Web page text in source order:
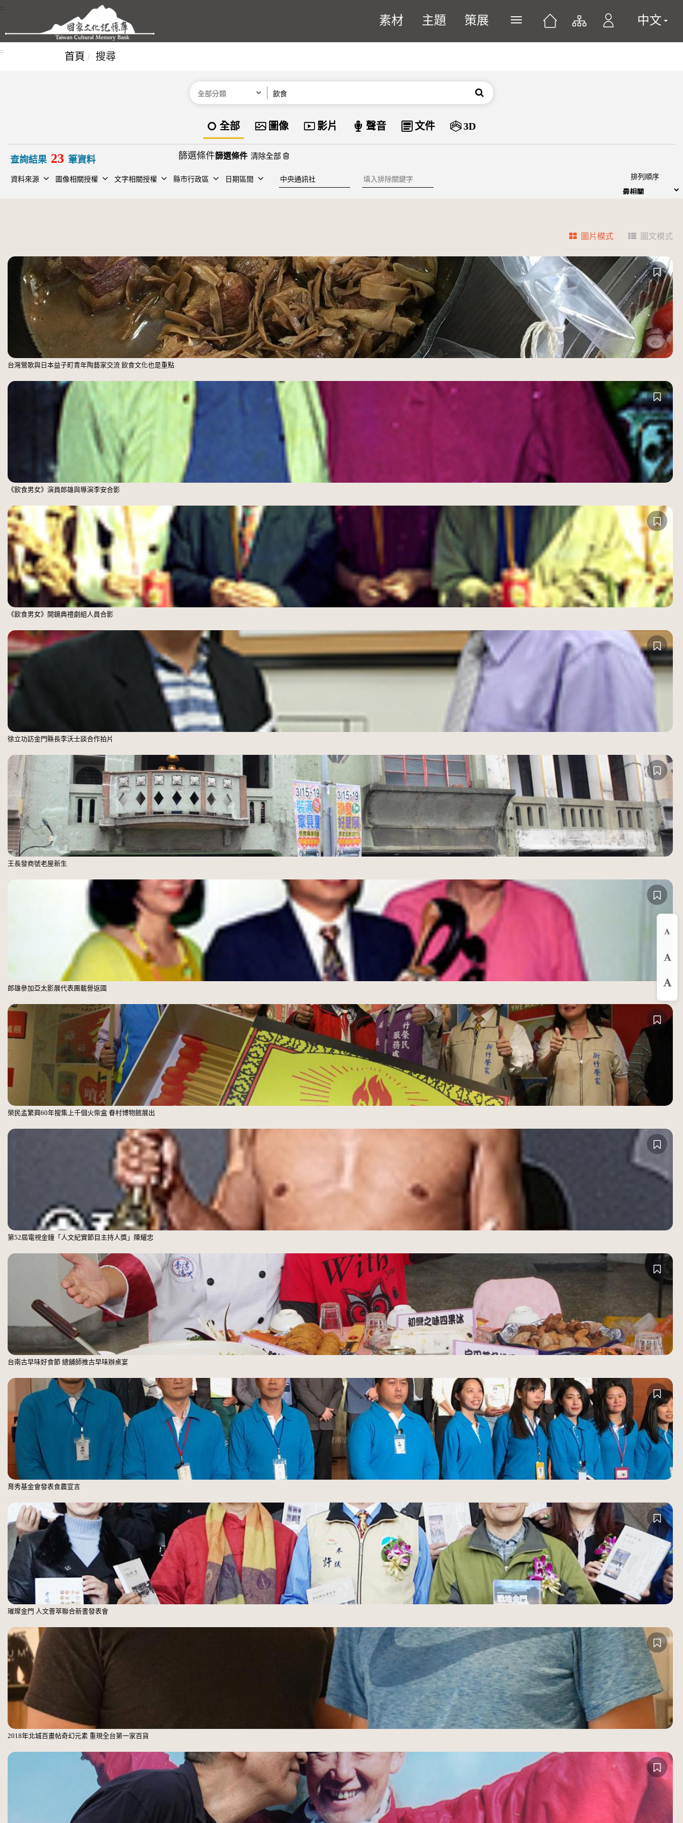
跳到主要內容區塊
:::
素材 主題 策展 展開或關閉主選單 中文
::: 首頁 搜尋
分類 搜尋
資料類型
全部 圖像 影片 聲音 文件 3D
查詢結果 23 筆資料 篩選條件 清除全部
資料來源 圖像相關授權 文字相關授權 縣市行政區 日期區間 建檔單位 排除關鍵字 排列順序
圖片模式 圖文模式
台灣鶯歌與日本益子町青年陶藝家交流 飲食文化也是重點
《飲食男女》演員郎雄與導演李安合影
《飲食男女》開鏡典禮劇組人員合影
徐立功訪金門縣長李沃士談合作拍片
王長發商號老屋新生
郎雄參加亞太影展代表團載譽返國
榮民孟繁興60年搜集上千個火柴盒 眷村博物館展出
第52屆電視金鐘「人文紀實節目主持人獎」陳耀忠
台南古早味好食節 總舖師推古早味辦桌宴
育秀基金會發表食農宣言
璀璨金門 人文薈萃聯合新書發表會
2018年北城百畫帖奇幻元素 重現全台第一家百貨
放